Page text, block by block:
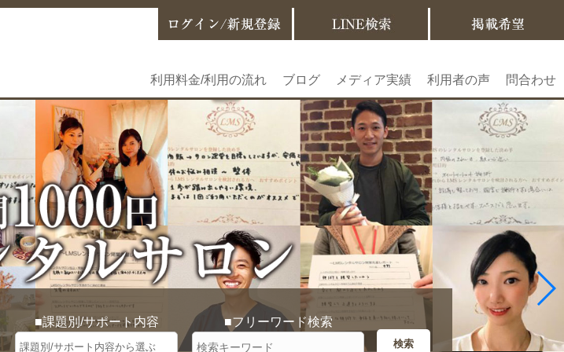
利用料金/利用の流れ ブログ メディア実績 利用者の声 問合わせ
■課題別/サポート内容 ■フリーワード検索